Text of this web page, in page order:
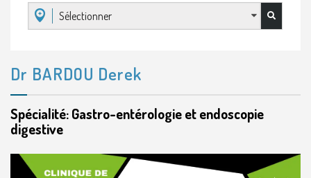
Sélectionner
Dr BARDOU Derek
Spécialité: Gastro-entérologie et endoscopie
digestive